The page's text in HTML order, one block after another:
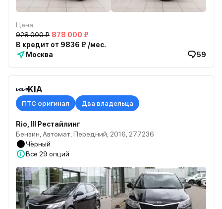
Цена
928 000 ₽ 878 000 ₽
В кредит от 9836 ₽ /мес.
Москва
59
KIA
ПТС оригинал Два владельца
Rio, III Рестайлинг
Бензин, Автомат, Передний, 2016, 277236
Чёрный
Все 29 опций